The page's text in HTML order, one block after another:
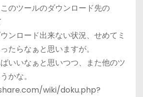
のツールのダウンロード先の
ンロード出来ない状況、せめてミ
たらなぁと思いますが。
いいなぁと思いつつ、また他のツ
かな。
wiki/doku.php?